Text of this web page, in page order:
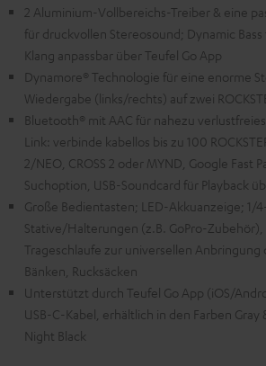
2 Aluminium-Vollbereichs-Treiber & eine
für druckvollen Stereosound; Dynamic
Klang anpassbar über Teufel Go App
Dynamore® Technologie für eine enorme
Wiedergabe (links/rechts) auf zwei
Bluetooth® mit AAC für nahezu
Link: verbinde kabellos bis zu 100
2/NEO, CROSS 2 oder MYND, Google Fast
Suchoption, USB-Soundcard für Playback
Große Bedientasten; LED-Akkuanzeige; 1/
Stative/Halterungen (z.B. GoPro-
Trageschlaufe zur universellen Anbringung
Bänken, Rucksäcken
Unterstützt durch Teufel Go App (iOS/
USB-C-Kabel, erhältlich in den Farben Gray
Night Black